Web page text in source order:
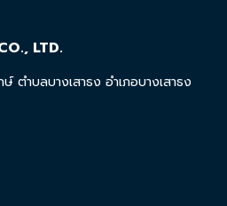
LTD.
ตำบลบางเสาธง อำเภอบางเสาธง